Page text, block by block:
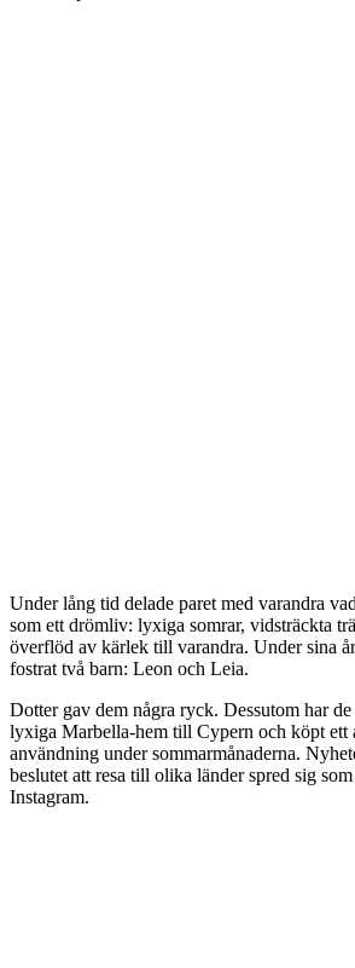
Under lång tid delade paret med varandra
som ett drömliv: lyxiga somrar, vidsträckta
överflöd av kärlek till varandra. Under sina
fostrat två barn: Leon och Leia.
Dotter gav dem några ryck. Dessutom har
lyxiga Marbella-hem till Cypern och köpt ett
användning under sommarmånaderna.
beslutet att resa till olika länder spred sig
Instagram.